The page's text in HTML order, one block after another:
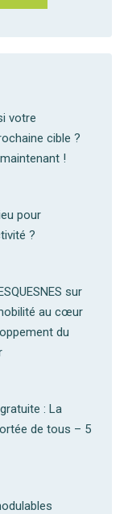
votre
cible ?
!
pour
?
sur
au cœur
du
: La
de tous – 5